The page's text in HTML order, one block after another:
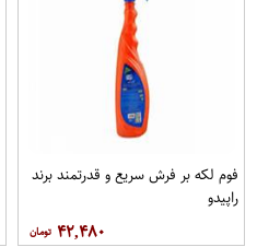
فوم لکه بر فرش سریع و قدرتمند برند
راپیدو
۴۲,۴۸۰